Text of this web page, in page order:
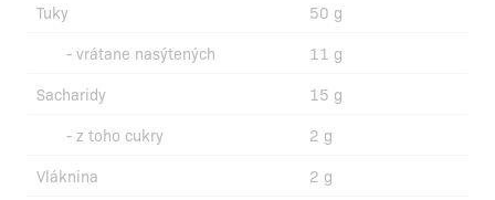
Tuky
50 g
- vrátane nasýtených
11 g
Sacharidy
15 g
- z toho cukry
2 g
Vláknina
2 g